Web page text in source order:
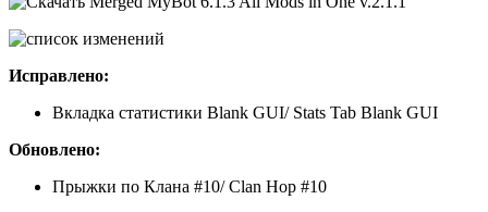
Исправлено:
Вкладка статистики Blank GUI/ Stats Tab Blank GUI
Обновлено:
Прыжки по Клана #10/ Clan Hop #10